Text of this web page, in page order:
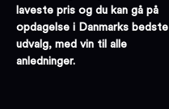
laveste pris og du kan gå på
opdagelse i Danmarks bedste
udvalg, med vin til alle
anledninger.